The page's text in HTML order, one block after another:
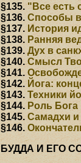
§135."Все есть
§136.Способы
§137. История
§138. Ранняя
§139.Дух в
§140.Смысл
§141.
§142.Йога:
§143.Техники
§144. Роль Бога
§145.Самадхи
§146.
БУДДА И ЕГО